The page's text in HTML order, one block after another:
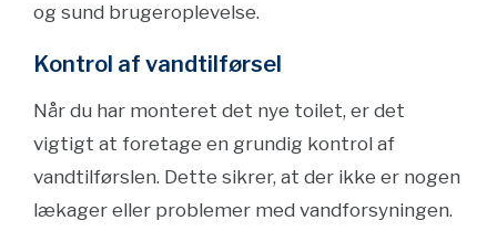
og sund brugeroplevelse.
Kontrol af vandtilførsel
Når du har monteret det nye toilet, er det
vigtigt at foretage en grundig kontrol af
vandtilførslen. Dette sikrer, at der ikke er nogen
lækager eller problemer med vandforsyningen.